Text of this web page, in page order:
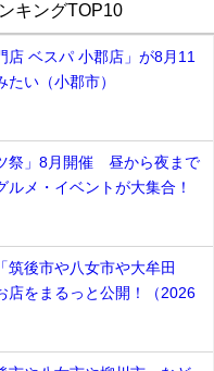
キングTOP10
店 ベスパ 小郡店」が8月11
たい（小郡市）
祭」8月開催 昼から夜まで
ルメ・イベントが大集合！
筑後市や八女市や大牟田
店をまるっと公開！（2026